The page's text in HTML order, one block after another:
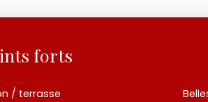
forts
/ terrasse